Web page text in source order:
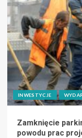
INWESTYCJE
Zamknięcie
powodu prac